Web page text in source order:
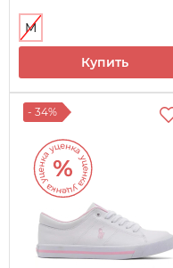
M
Купить
- 34%